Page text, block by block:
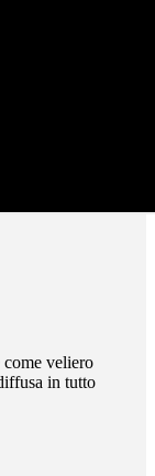
come veliero
in tutto